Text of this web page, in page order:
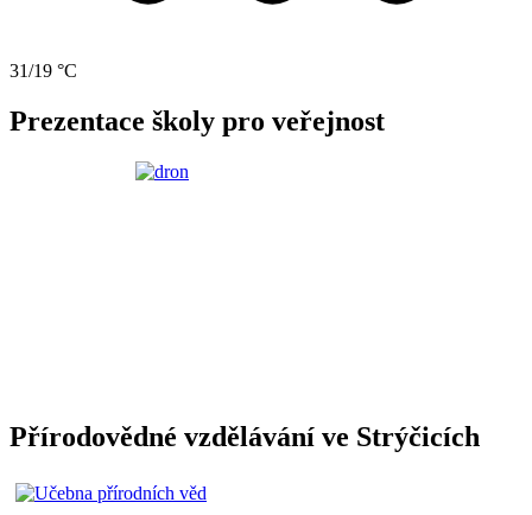
31/19 °C
Prezentace školy pro veřejnost
Přírodovědné vzdělávání ve Strýčicích